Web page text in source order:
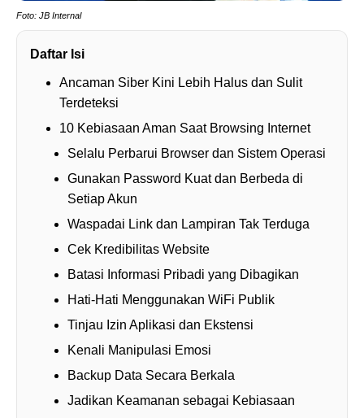
Foto: JB Internal
Daftar Isi
Ancaman Siber Kini Lebih Halus dan Sulit
Terdeteksi
10 Kebiasaan Aman Saat Browsing Internet
Selalu Perbarui Browser dan Sistem Operasi
Gunakan Password Kuat dan Berbeda di
Setiap Akun
Waspadai Link dan Lampiran Tak Terduga
Cek Kredibilitas Website
Batasi Informasi Pribadi yang Dibagikan
Hati-Hati Menggunakan WiFi Publik
Tinjau Izin Aplikasi dan Ekstensi
Kenali Manipulasi Emosi
Backup Data Secara Berkala
Jadikan Keamanan sebagai Kebiasaan